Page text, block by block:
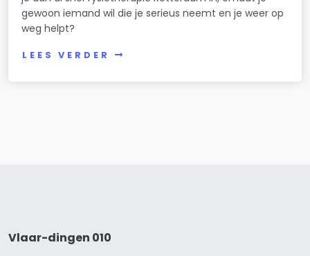
gewoon iemand wil die je serieus neemt en je weer op
weg helpt?
LEES VERDER
Vlaar-dingen 010